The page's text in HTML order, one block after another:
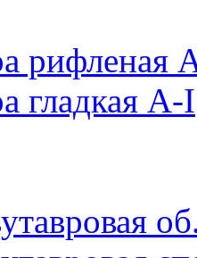
рифленая
гладкая A-I